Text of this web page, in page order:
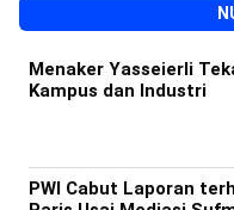
Menaker Yasseierli
Kampus dan Industri
PWI Cabut Laporan